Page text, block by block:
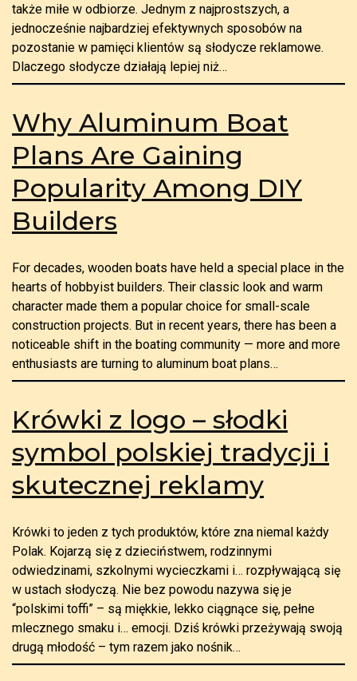
także miłe w odbiorze. Jednym z najprostszych, a
jednocześnie najbardziej efektywnych sposobów na
pozostanie w pamięci klientów są słodycze reklamowe.
Dlaczego słodycze działają lepiej niż…
Why Aluminum Boat
Plans Are Gaining
Popularity Among DIY
Builders
For decades, wooden boats have held a special place in the
hearts of hobbyist builders. Their classic look and warm
character made them a popular choice for small-scale
construction projects. But in recent years, there has been a
noticeable shift in the boating community — more and more
enthusiasts are turning to aluminum boat plans…
Krówki z logo – słodki
symbol polskiej tradycji i
skutecznej reklamy
Krówki to jeden z tych produktów, które zna niemal każdy
Polak. Kojarzą się z dzieciństwem, rodzinnymi
odwiedzinami, szkolnymi wycieczkami i… rozpływającą się
w ustach słodyczą. Nie bez powodu nazywa się je
“polskimi toffi” – są miękkie, lekko ciągnące się, pełne
mlecznego smaku i… emocji. Dziś krówki przeżywają swoją
drugą młodość – tym razem jako nośnik…